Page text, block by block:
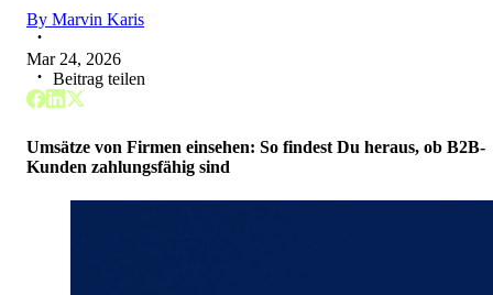
By Marvin Karis
Mar 24, 2026
Beitrag teilen
Umsätze von Firmen einsehen: So findest Du heraus, ob B2B-
Kunden zahlungsfähig sind